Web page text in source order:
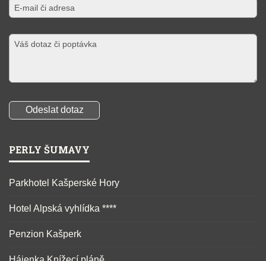
PERLY ŠUMAVY
Parkhotel Kašperské Hory
Hotel Alpská vyhlídka ****
Penzion Kašperk